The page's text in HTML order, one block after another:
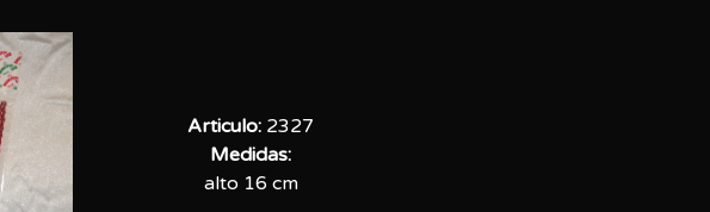
Articulo: 2327
Medidas:
alto 16 cm